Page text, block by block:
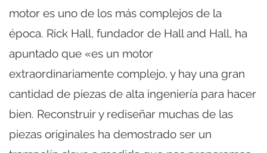
motor es uno de los más complejos de la
época. Rick Hall, fundador de Hall and Hall, ha
apuntado que «es un motor
extraordinariamente complejo, y hay una gran
cantidad de piezas de alta ingeniería para hacer
bien. Reconstruir y rediseñar muchas de las
piezas originales ha demostrado ser un